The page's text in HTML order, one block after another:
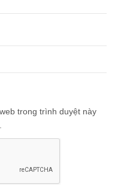
trong trình duyệt này